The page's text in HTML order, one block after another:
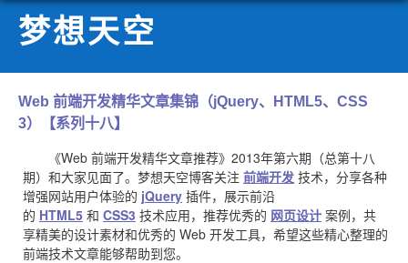
梦想天空
Web 前端开发精华文章集锦（jQuery、HTML5、CSS
3）【系列十八】
《Web 前端开发精华文章推荐》2013年第六期（总第十八
期）和大家见面了。梦想天空博客关注 前端开发 技术，分享各种
增强网站用户体验的 jQuery 插件，展示前沿
的 HTML5 和 CSS3 技术应用，推荐优秀的 网页设计 案例，共
享精美的设计素材和优秀的 Web 开发工具，希望这些精心整理的
前端技术文章能够帮助到您。